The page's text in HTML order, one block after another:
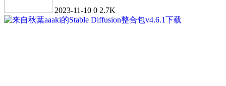
2023-11-10 0 2.7K